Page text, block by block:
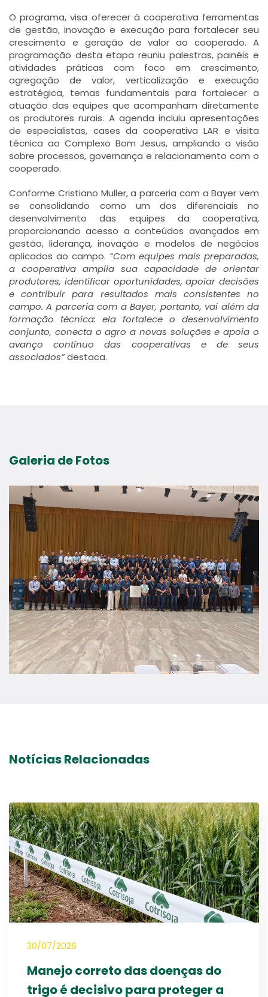
O programa, visa oferecer à cooperativa ferramentas
de gestão, inovação e execução para fortalecer seu
crescimento e geração de valor ao cooperado. A
programação desta etapa reuniu palestras, painéis e
atividades práticas com foco em crescimento,
agregação de valor, verticalização e execução
estratégica, temas fundamentais para fortalecer a
atuação das equipes que acompanham diretamente
os produtores rurais. A agenda incluiu apresentações
de especialistas, cases da cooperativa LAR e visita
técnica ao Complexo Bom Jesus, ampliando a visão
sobre processos, governança e relacionamento com o
cooperado.
Conforme Cristiano Muller, a parceria com a Bayer vem
se consolidando como um dos diferenciais no
desenvolvimento das equipes da cooperativa,
proporcionando acesso a conteúdos avançados em
gestão, liderança, inovação e modelos de negócios
aplicados ao campo. “Com equipes mais preparadas,
a cooperativa amplia sua capacidade de orientar
produtores, identificar oportunidades, apoiar decisões
e contribuir para resultados mais consistentes no
campo. A parceria com a Bayer, portanto, vai além da
formação técnica: ela fortalece o desenvolvimento
conjunto, conecta o agro a novas soluções e apoia o
avanço contínuo das cooperativas e de seus
associados”destaca.
Galeria de Fotos
Notícias Relacionadas
30/07/2026
Manejo correto das doenças do
trigo é decisivo para proteger a